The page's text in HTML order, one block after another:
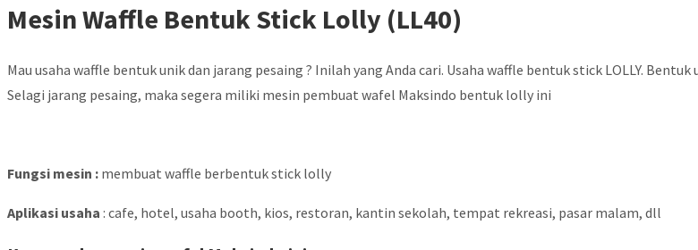
Mesin Waffle Bentuk Stick Lolly (LL40)
Mau usaha waffle bentuk unik dan jarang pesaing ? Inilah yang Anda cari. Usaha waffle bentuk stick LOLLY.
Selagi jarang pesaing, maka segera miliki mesin pembuat wafel Maksindo bentuk lolly ini
Fungsi mesin : membuat waffle berbentuk stick lolly
Aplikasi usaha : cafe, hotel, usaha booth, kios, restoran, kantin sekolah, tempat rekreasi, pasar malam, dll